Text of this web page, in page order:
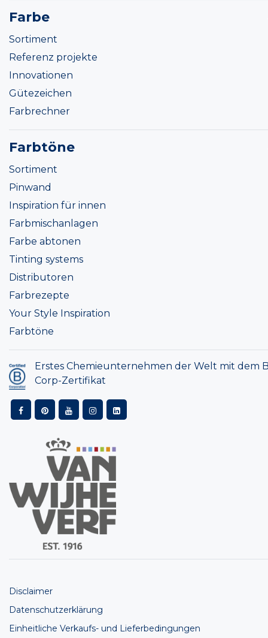
Farbe
Sortiment
Referenz projekte
Innovationen
Gütezeichen
Farbrechner
Farbtöne
Sortiment
Pinwand
Inspiration für innen
Farbmischanlagen
Farbe abtonen
Tinting systems
Distributoren
Farbrezepte
Your Style Inspiration
Farbtöne
Erstes Chemieunternehmen der Welt mit dem
Corp-Zertifikat
Disclaimer
Datenschutzerklärung
Einheitliche Verkaufs- und Lieferbedingungen